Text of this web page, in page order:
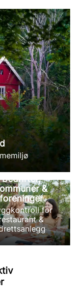
Bedrifter,
&
for
&